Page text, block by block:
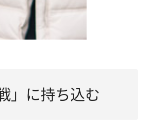
」に持ち込む